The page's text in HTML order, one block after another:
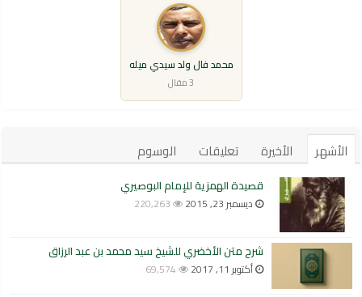
محمد فال ولد سيدي ميله
3 مقال
الأشهر الأخيرة تعليقات الوسوم
قصيدة الهمزية للإمام البوصيري
ديسمبر 23, 2015 220,263
شرح متن الأخضري للشيخ سيد محمد بن عبد الرزاق
أكتوبر 11, 2017 69,574